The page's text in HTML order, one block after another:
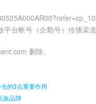
台帐号（企鹅号）传播渠
删除。
的3点重要作用
族品牌